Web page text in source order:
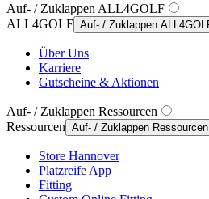
Auf- / Zuklappen ALL4GOLF
ALL4GOLF Auf- / Zuklappen
Über Uns
Karriere
Gutscheine & Aktionen
Auf- / Zuklappen Ressourcen
Ressourcen Auf- / Zuklappen Ressourcen
Store Hannover
Platzreife App
Fitting